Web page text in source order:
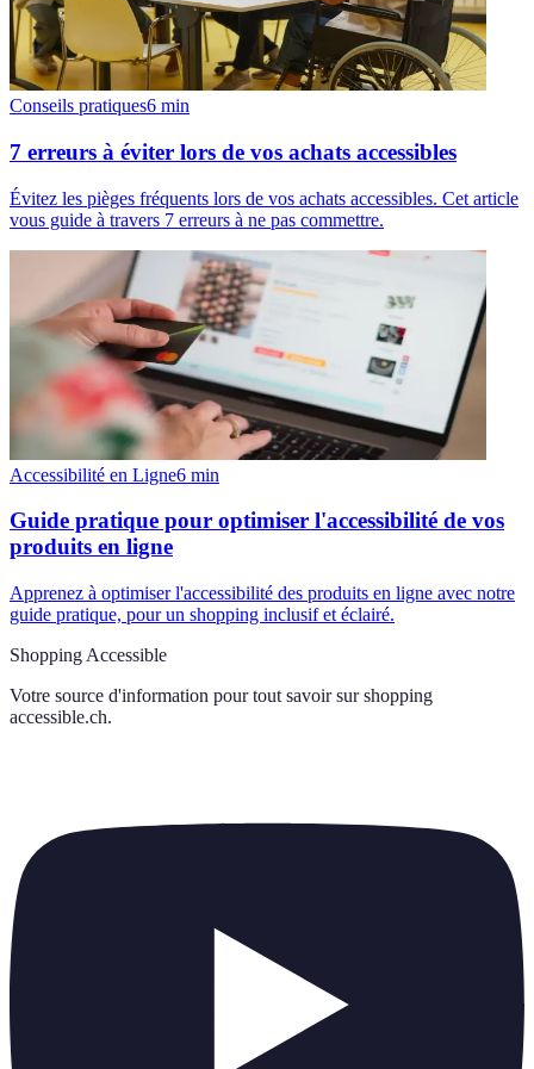
Conseils pratiques6 min
7 erreurs à éviter lors de vos achats accessibles
Évitez les pièges fréquents lors de vos achats accessibles. Cet article
vous guide à travers 7 erreurs à ne pas commettre.
Accessibilité en Ligne6 min
Guide pratique pour optimiser l'accessibilité de vos
produits en ligne
Apprenez à optimiser l'accessibilité des produits en ligne avec notre
guide pratique, pour un shopping inclusif et éclairé.
Shopping Accessible
Votre source d'information pour tout savoir sur shopping
accessible.ch.